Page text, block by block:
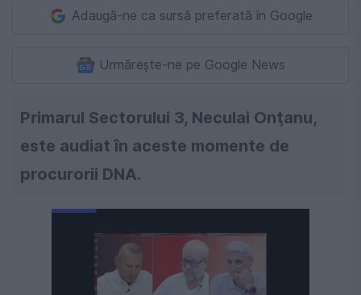
Adaugă-ne ca sursă preferată în Google
Urmărește-ne pe Google News
Primarul Sectorului 3, Neculai Onţanu,
este audiat în aceste momente de
procurorii DNA.